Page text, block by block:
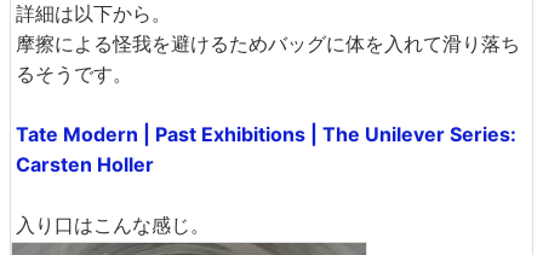
詳細は以下から。
摩擦による怪我を避けるためバッグに体を入れて滑り落ち
るそうです。
Tate Modern | Past Exhibitions | The Unilever Series:
Carsten Holler
入り口はこんな感じ。